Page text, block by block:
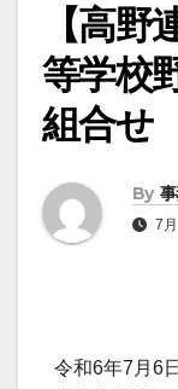
【高
等学校
組合せ
By
7
令和6年7月6